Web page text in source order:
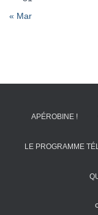
« Mar
APÉROBINE !
LE PROGRAMME